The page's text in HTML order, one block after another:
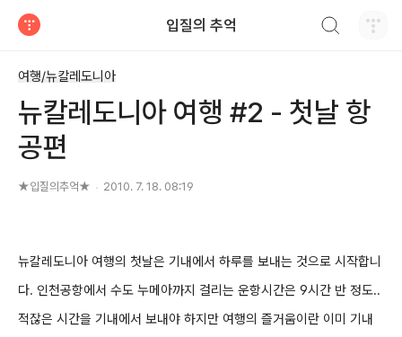
입질의 추억
여행/뉴칼레도니아
뉴칼레도니아 여행 #2 - 첫날 항
공편
★입질의추억★ 2010. 7. 18. 08:19
뉴칼레도니아 여행의 첫날은 기내에서 하루를 보내는 것으로 시작합니
다. 인천공항에서 수도 누메아까지 걸리는 운항시간은 9시간 반 정도..
적잖은 시간을 기내에서 보내야 하지만 여행의 즐거움이란 이미 기내